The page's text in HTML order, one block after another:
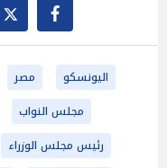
اليونسكو مصر
مجلس النواب
رئيس مجلس الوزراء